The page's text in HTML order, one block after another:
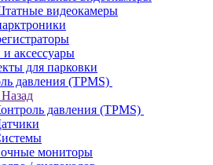
видеокамеры
аксессуары
для парковки
давления (TPMS)
Назад
давления (TPMS)
мониторы